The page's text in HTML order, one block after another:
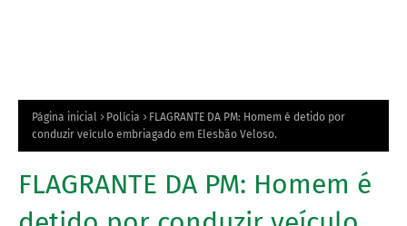
Página inicial Polícia
FLAGRANTE DA PM: Homem é detido por
conduzir veículo embriagado em Elesbão Veloso.
FLAGRANTE DA PM: Homem é